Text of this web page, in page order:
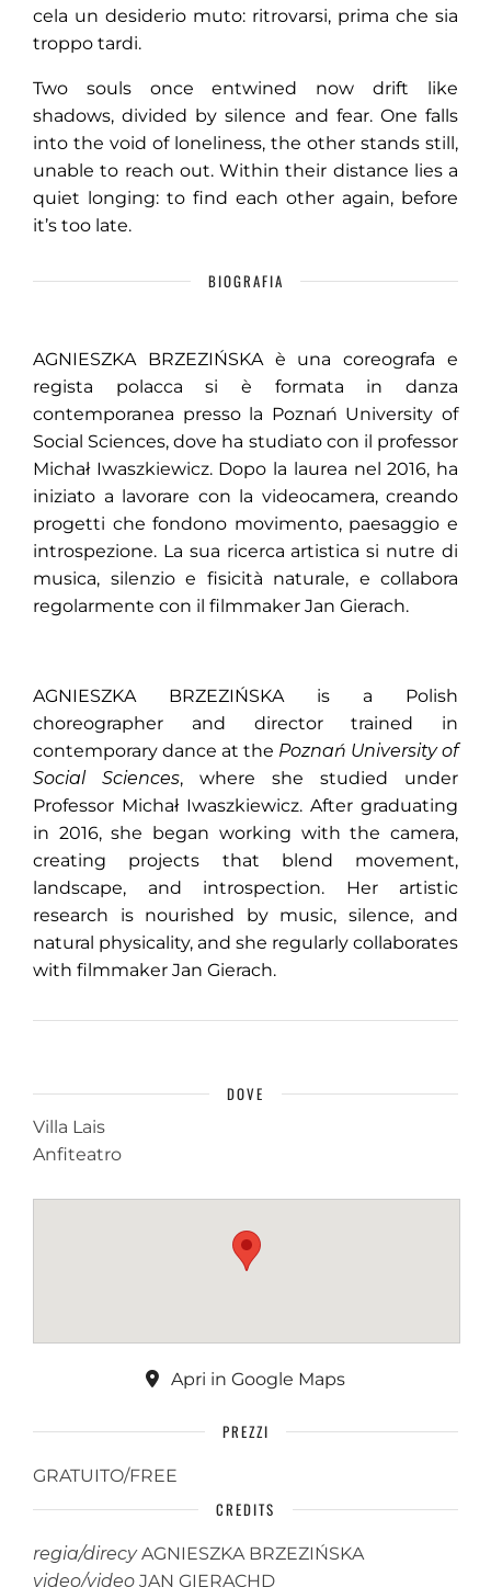
cela un desiderio muto: ritrovarsi, prima che sia
troppo tardi.
Two souls once entwined now drift like
shadows, divided by silence and fear. One falls
into the void of loneliness, the other stands still,
unable to reach out. Within their distance lies a
quiet longing: to find each other again, before
it’s too late.
BIOGRAFIA
AGNIESZKA BRZEZIŃSKA è una coreografa e
regista polacca si è formata in danza
contemporanea presso la Poznań University of
Social Sciences, dove ha studiato con il professor
Michał Iwaszkiewicz. Dopo la laurea nel 2016, ha
iniziato a lavorare con la videocamera, creando
progetti che fondono movimento, paesaggio e
introspezione. La sua ricerca artistica si nutre di
musica, silenzio e fisicità naturale, e collabora
regolarmente con il filmmaker Jan Gierach.
AGNIESZKA BRZEZIŃSKA is a Polish
choreographer and director trained in
contemporary dance at the Poznań University of
Social Sciences, where she studied under
Professor Michał Iwaszkiewicz. After graduating
in 2016, she began working with the camera,
creating projects that blend movement,
landscape, and introspection. Her artistic
research is nourished by music, silence, and
natural physicality, and she regularly collaborates
with filmmaker Jan Gierach.
DOVE
Villa Lais
Anfiteatro
Apri in Google Maps
PREZZI
GRATUITO/FREE
CREDITS
regia/direcyAGNIESZKA BRZEZIŃSKA
video/video JAN GIERACHD